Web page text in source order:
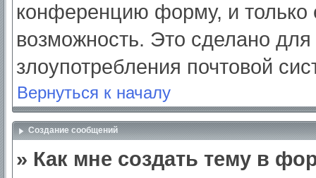
конференцию форму, и только
возможность. Это сделано для
злоупотребления почтовой
Вернуться к началу
Создание сообщений
» Как мне создать тему в